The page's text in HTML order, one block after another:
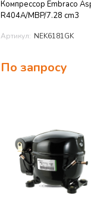
Компрессор Embraco
R404A/MBP/7.28 cm3
Артикул: NEK6181GK
По запросу